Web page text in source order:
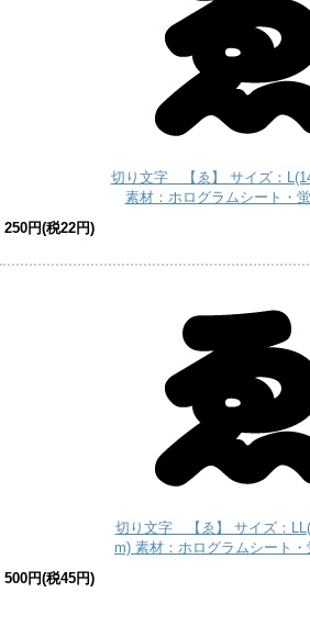
切り文字 【ゑ】 サイズ：
素材：ホログラムシート・
250円(税22円)
切り文字 【ゑ】 サイズ：
m) 素材：ホログラムシート・
500円(税45円)